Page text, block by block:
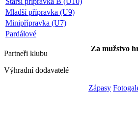
Mladší přípravka (U9)
Minipřípravka (U7)
Pardálové
Partneři klubu
Výhradní dodavatelé
Za mužstvo
Zápasy